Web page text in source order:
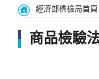
經濟部標檢局首頁
商品檢驗